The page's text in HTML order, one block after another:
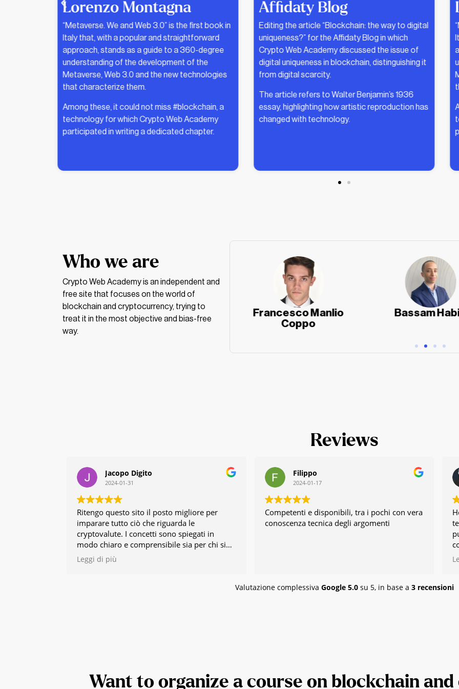
Affidaty Blog
Editing the article “Blockchain: the way to digital
uniqueness?” for the Affidaty Blog in which
Crypto Web Academy discussed the issue of
digital uniqueness in blockchain, distinguishing it
from digital scarcity.
essay, highlighting how artistic reproduction has
changed with technology.
Lorenzo Montagna
“Metaverse. We and Web 3.0” is the first book in
Italy that, with a popular and straightforward
approach, stands as a guide to a 360-degree
understanding of the development of the
Metaverse, Web 3.0 and the new technologies
Among these, it could not miss #blockchain, a
technology for which Crypto Web Academy
Who we are
Crypto Web Academy is an independent and
free site that focuses on the world of
blockchain and cryptocurrency, trying to
treat it in the most objective and bias-free
way.
Tomàs Daniel Avila
Visintin
Francesco Manlio
Coppo
Bassam
Reviews
Jacopo Digito
2024-01-31
Ritengo questo sito il posto migliore per
imparare tutto ciò che riguarda le
cryptovalute. I concetti sono spiegati in
modo chiaro e comprensibile sia per chi si
approccia per la prima volta alla tematica
che per i più esperti. I contenuti di alta
Leggi di più
Filippo
2024-01-17
Competenti e disponibili, tra i pochi con vera
conoscenza tecnica degli argomenti
Valutazione complessiva Google 5.0su 5, in base a 3 recensioni
Want to organize a course on blockchain